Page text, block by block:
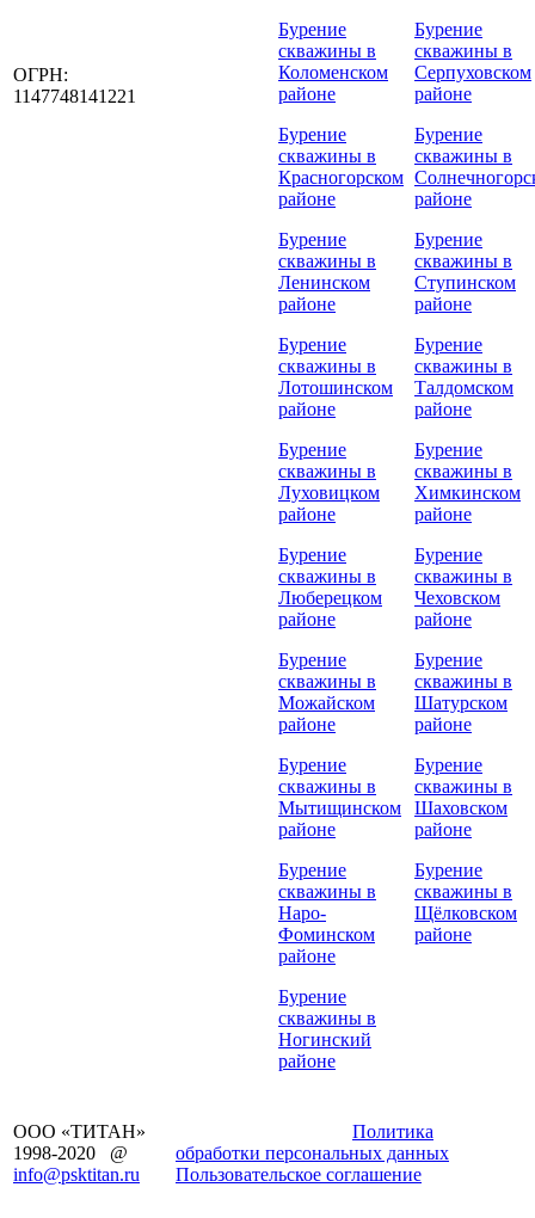
ОГРН:
1147748141221
Бурение
скважины в
Коломенском
районе
Бурение
скважины в
Красногорском
районе
Бурение
скважины в
Ленинском
районе
Бурение
скважины в
Лотошинском
районе
Бурение
скважины в
Луховицком
районе
Бурение
скважины в
Люберецком
районе
Бурение
скважины в
Можайском
районе
Бурение
скважины в
Мытищинском
районе
Бурение
скважины в
Наро-
Фоминском
районе
Бурение
скважины в
Ногинский
районе
Бурение
скважины в
Серпуховском
районе
Бурение
скважины в
районе
Бурение
скважины в
Ступинском
районе
Бурение
скважины в
Талдомском
районе
Бурение
скважины в
Химкинском
районе
Бурение
скважины в
Чеховском
районе
Бурение
скважины в
Шатурском
районе
Бурение
скважины в
Шаховском
районе
Бурение
скважины в
Щёлковском
районе
ООО «ТИТАН»
1998-2020 @
info@psktitan.ru
Политика
обработки персональных данных
Пользовательское соглашение